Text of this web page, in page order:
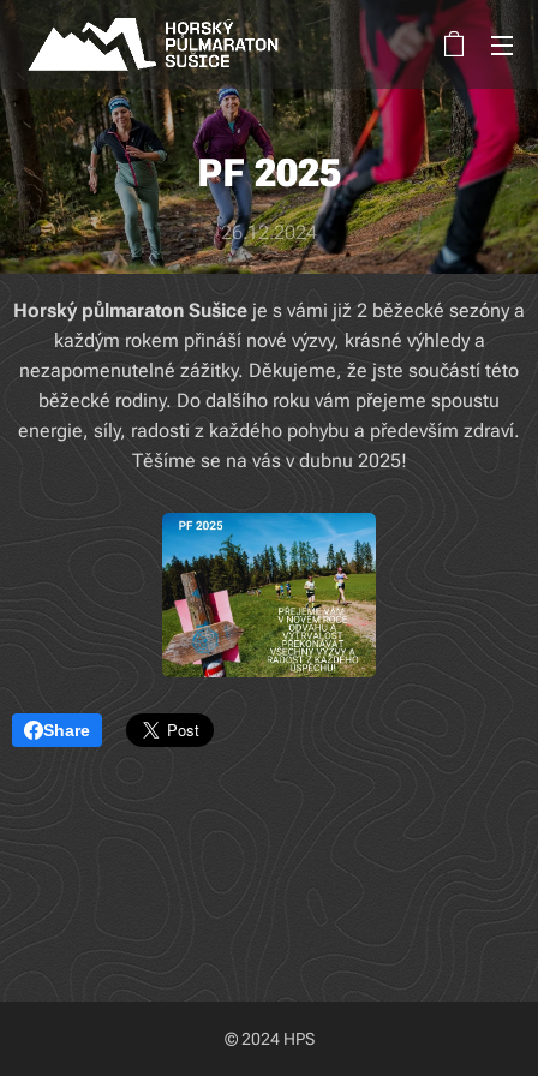
PF 2025
26.12.2024
Horský půlmaraton Sušice je s vámi již 2 běžecké sezóny a
každým rokem přináší nové výzvy, krásné výhledy a
nezapomenutelné zážitky. Děkujeme, že jste součástí této
běžecké rodiny. Do dalšího roku vám přejeme spoustu
energie, síly, radosti z každého pohybu a především zdraví.
Těšíme se na vás v dubnu 2025!
Share
© 2024 HPS